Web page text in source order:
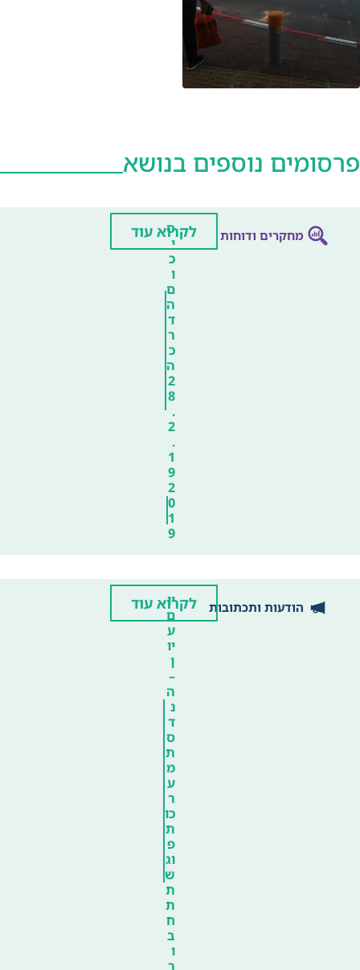
פרסומים נוספים בנושא
מחקרים ודוחות
ס
י
כ
ו
ם
ה
ד
ר
כ
ה
2
8
.
2
.
1
9
2
0
1
9
לקרוא עוד
הודעות ותכתובות
יו
ם
ע
יו
ן
–
ה
נ
ד
ס
ת
מ
ע
ר
כו
ת
פ
וג
ש
ת
ת
ח
ב
ו
ר
לקרוא עוד